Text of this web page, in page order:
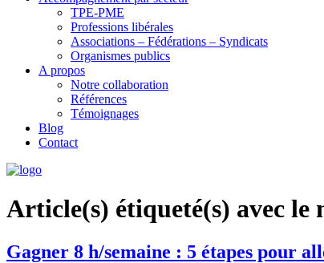
TPE-PME
Professions libérales
Associations – Fédérations – Syndicats
Organismes publics
A propos
Notre collaboration
Références
Témoignages
Blog
Contact
Article(s) étiqueté(s) avec le
Gagner 8 h/semaine : 5 étapes pour